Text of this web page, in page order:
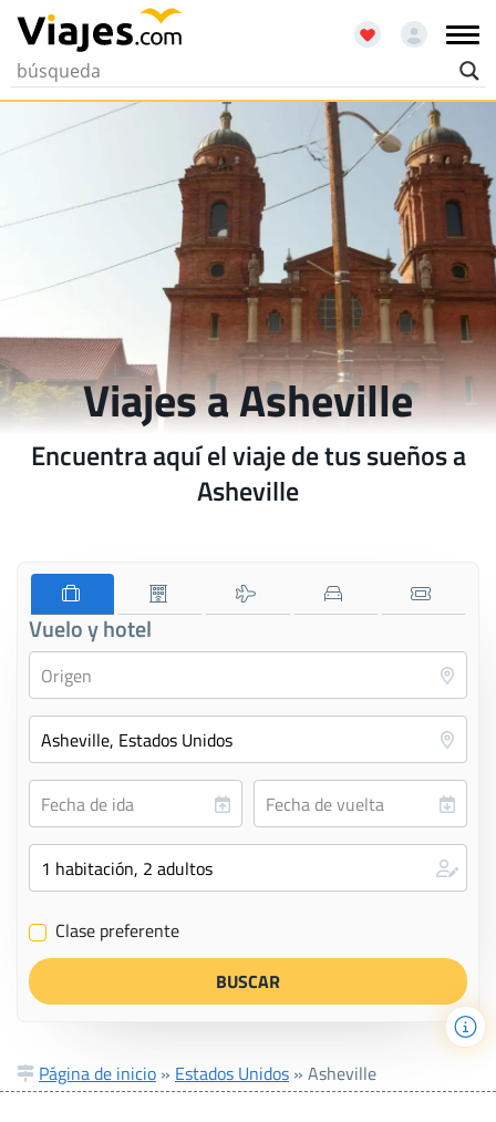
Viajes a Asheville
Encuentra aquí el viaje de tus sueños a
Asheville
Vuelo y hotel
✔ Clase preferente
Página de inicio » Estados Unidos » Asheville